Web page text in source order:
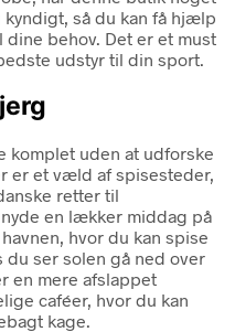
så du kan få hjælp
behov. Det er et must
udstyr til din sport.
uden at udforske
er et væld af spisesteder,
retter til
en lækker middag på
hvor du kan spise
du ser solen gå ned over
en mere afslappet
caféer, hvor du kan
kage.